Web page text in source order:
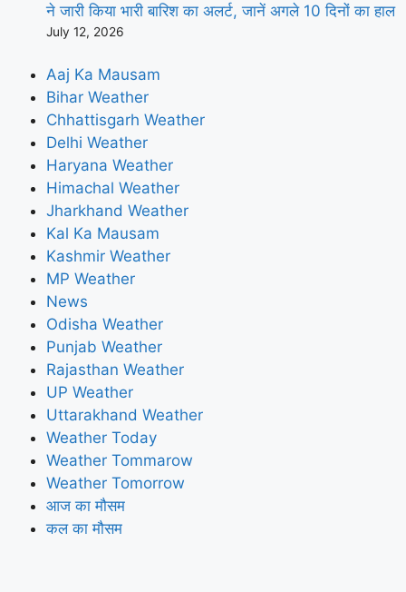
ने जारी किया भारी बारिश का अलर्ट, जानें अगले 10 दिनों का हाल
July 12, 2026
Aaj Ka Mausam
Bihar Weather
Chhattisgarh Weather
Delhi Weather
Haryana Weather
Himachal Weather
Jharkhand Weather
Kal Ka Mausam
Kashmir Weather
MP Weather
News
Odisha Weather
Punjab Weather
Rajasthan Weather
UP Weather
Uttarakhand Weather
Weather Today
Weather Tommarow
Weather Tomorrow
आज का मौसम
कल का मौसम